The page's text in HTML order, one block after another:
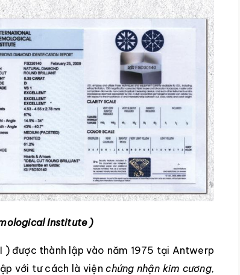
Institute )
được thành lập vào năm 1975 tại Antwerp
với tư cách là việnchứng nhận kim cương,